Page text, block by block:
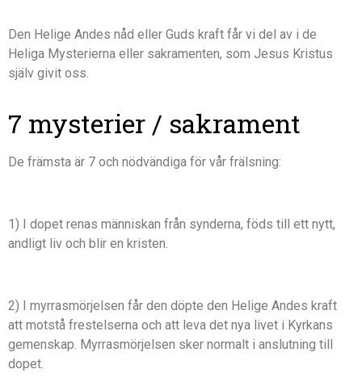
Den Helige Andes nåd eller Guds kraft får vi del av i de
Heliga Mysterierna eller sakramenten, som Jesus Kristus
själv givit oss.
7 mysterier / sakrament
De främsta är 7 och nödvändiga för vår frälsning:
1) I dopet renas människan från synderna, föds till ett nytt,
andligt liv och blir en kristen.
2) I myrrasmörjelsen får den döpte den Helige Andes kraft
att motstå frestelserna och att leva det nya livet i Kyrkans
gemenskap. Myrrasmörjelsen sker normalt i anslutning till
dopet.